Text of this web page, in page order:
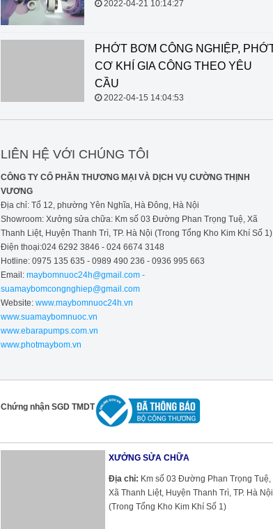
2022-04-21 10:14:27
PHỚT BƠM CÔNG NGHIỆP, PHỚT CƠ KHÍ GIA
CÔNG THEO YÊU CẦU
LIÊN HỆ VỚI CHÚNG TÔI
CÔNG TY CỔ PHẦN THƯƠNG MẠI VÀ DỊCH VỤ CƯỜNG THỊNH
VƯƠNG
Địa chỉ: Tổ 12, phường Yên Nghĩa, Hà Đông, Hà Nội
Showroom: Xưởng sửa chữa: Km số 03 Đường Phan Trọng Tuệ, Xã
Thanh Liệt, Huyện Thanh Trì, TP. Hà Nội (Trong Tổng Kho Kim Khí Số 1)
Điện thoại:024 6292 3846 - 024 6674 3148
Hotline: 0975 135 635 - 0989 490 236 - 0936 995 663
Email: maybomnuoc24h@gmail.com -
suamaybomcongnghiep@gmail.com
Website:www.maybomnuoc24h.vn
www.suamaybomnuoc.vn
www.ebarapumps.com.vn
www.photmaybom.vn
Chứng nhận SGD TMDT
XƯỞNG SỬA CHỮA
Địa chỉ: Km số 03 Đường Phan Trọng Tuệ,
Xã Thanh Liệt, Huyện Thanh Trì, TP. Hà Nội
(Trong Tổng Kho Kim Khí Số 1)